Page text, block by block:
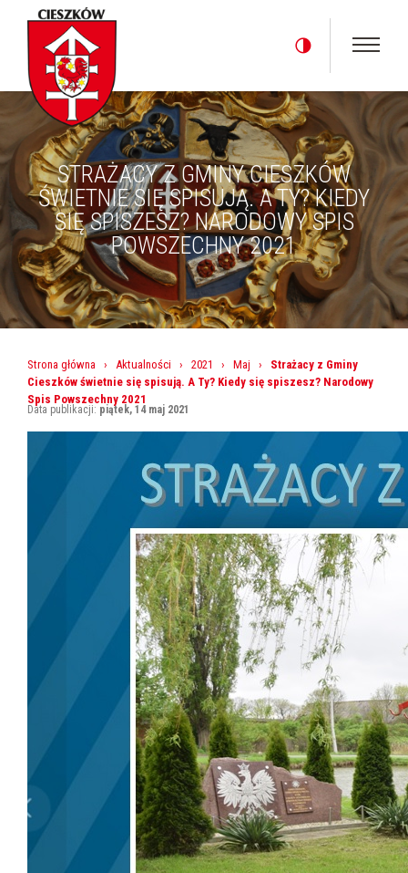
STRAŻACY Z GMINY CIESZKÓW
ŚWIETNIE SIĘ SPISUJĄ. A TY? KIEDY
SIĘ SPISZESZ? NARODOWY SPIS
POWSZECHNY 2021
Strona główna › Aktualności › 2021 › Maj ›
Strażacy z Gminy
Cieszków świetnie się spisują. A Ty? Kiedy się spiszesz? Narodowy
Spis Powszechny 2021
Data publikacji: piątek, 14 maj 2021